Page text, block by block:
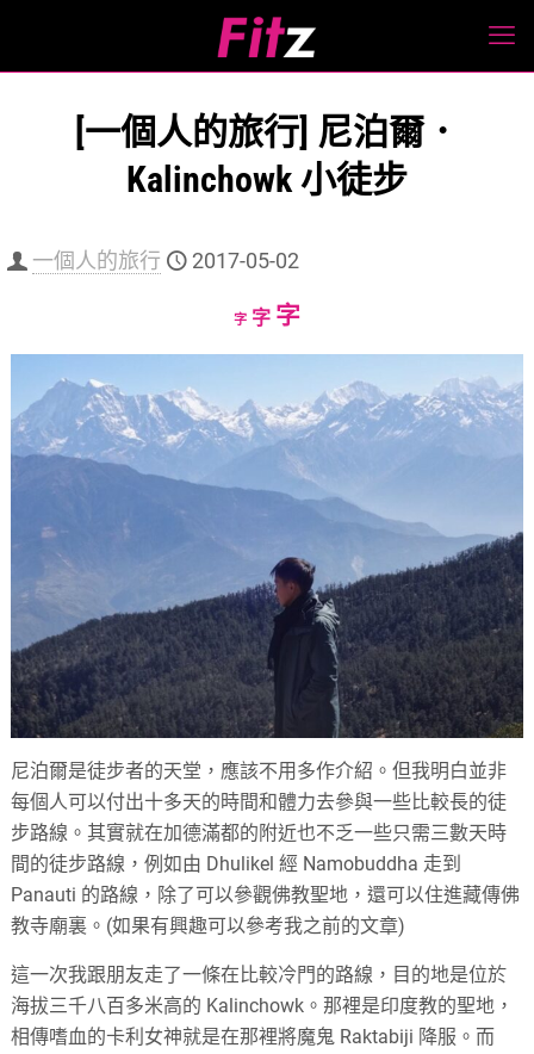
[一個人的旅行] 尼泊爾．
Kalinchowk 小徒步
一個人的旅行 2017-05-02
字Decrease
字Reset
字Increase
size.
尼泊爾是徒步者的天堂，應該不用多作介紹。但我明白並非
每個人可以付出十多天的時間和體力去參與一些比較長的徒
步路線。其實就在加德滿都的附近也不乏一些只需三數天時
間的徒步路線，例如由 Dhulikel 經 Namobuddha 走到
Panauti 的路線，除了可以參觀佛教聖地，還可以住進藏傳佛
教寺廟裏。(如果有興趣可以參考我之前的文章)
這一次我跟朋友走了一條在比較冷門的路線，目的地是位於
海拔三千八百多米高的 Kalinchowk。那裡是印度教的聖地，
相傳嗜血的卡利女神就是在那裡將魔鬼 Raktabiji 降服。而